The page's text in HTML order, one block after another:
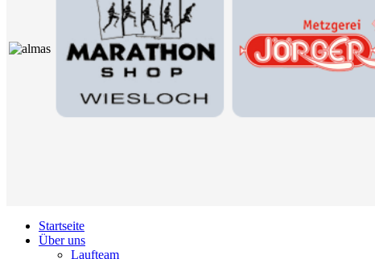
Startseite
Über uns
Laufteam